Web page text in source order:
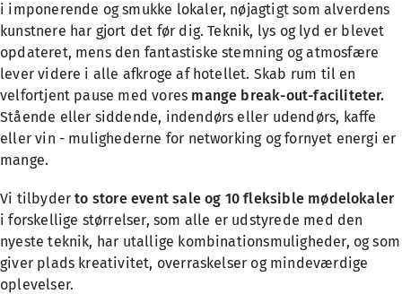
i imponerende og smukke lokaler, nøjagtigt som alverdens
kunstnere har gjort det før dig. Teknik, lys og lyd er blevet
opdateret, mens den fantastiske stemning og atmosfære
lever videre i alle afkroge af hotellet. Skab rum til en
velfortjent pause med vores mange break-out-faciliteter.
Stående eller siddende, indendørs eller udendørs, kaffe
eller vin - mulighederne for networking og fornyet energi er
mange.
Vi tilbyderto store event sale og 10 fleksible mødelokaler
i forskellige størrelser, som alle er udstyrede med den
nyeste teknik, har utallige kombinationsmuligheder, og som
giver plads kreativitet, overraskelser og mindeværdige
oplevelser.